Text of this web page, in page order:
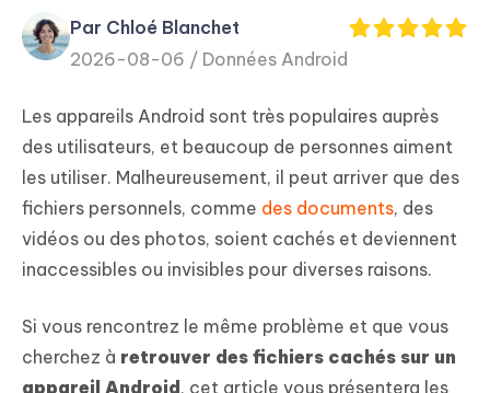
for iOS
PDNob
Editor
iAnyGo
Par Chloé Blanchet
2026-08-06 / Données Android
Les appareils Android sont très populaires auprès
des utilisateurs, et beaucoup de personnes aiment
les utiliser. Malheureusement, il peut arriver que des
fichiers personnels, comme des documents, des
vidéos ou des photos, soient cachés et deviennent
inaccessibles ou invisibles pour diverses raisons.
Si vous rencontrez le même problème et que vous
cherchez à retrouver des fichiers cachés sur un
appareil Android , cet article vous présentera les